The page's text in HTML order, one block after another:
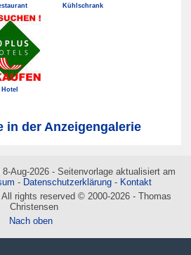
Kühlschrank
Hotel
in der Anzeigengalerie
Aug-2026 - Seitenvorlage aktualisiert am
- Datenschutzerklärung - Kontakt
rights reserved © 2000-2026 - Thomas
Christensen
Nach oben